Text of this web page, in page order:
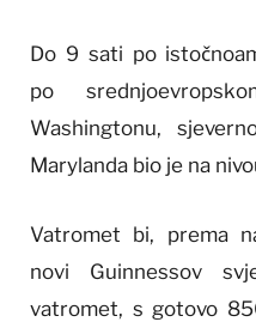
Do 9 sati po
po
Washingtonu,
Marylanda bio je na
Vatromet bi, prema
novi Guinnessov
vatromet, s gotovo